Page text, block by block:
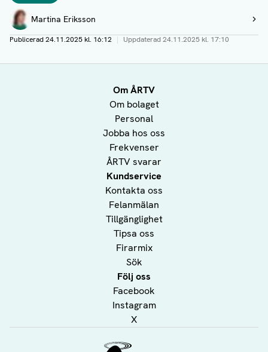
Författare
Martina Eriksson
Visa profil
Publicerad24.11.2025 kl. 16:12 | Uppdaterad24.11.2025 kl. 17:10
Om ÅRTV
Om bolaget
Personal
Jobba hos oss
Frekvenser
ÅRTV svarar
Kundservice
Kontakta oss
Felanmälan
Tillgänglighet
Tipsa oss
Firarmix
Sök
Följ oss
Facebook
Instagram
X